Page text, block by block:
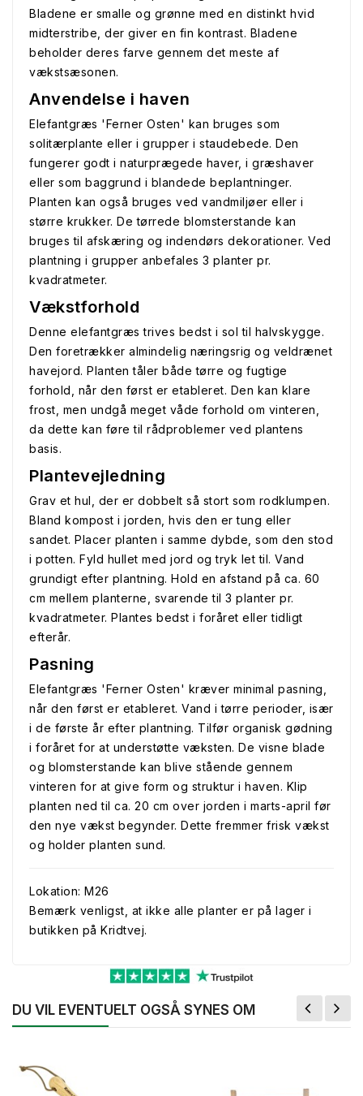
Bladene er smalle og grønne med en distinkt hvid
midterstribe, der giver en fin kontrast. Bladene
beholder deres farve gennem det meste af
vækstsæsonen.
Anvendelse i haven
Elefantgræs 'Ferner Osten' kan bruges som
solitærplante eller i grupper i staudebede. Den
fungerer godt i naturprægede haver, i græshaver
eller som baggrund i blandede beplantninger.
Planten kan også bruges ved vandmiljøer eller i
større krukker. De tørrede blomsterstande kan
bruges til afskæring og indendørs dekorationer. Ved
plantning i grupper anbefales 3 planter pr.
kvadratmeter.
Vækstforhold
Denne elefantgræs trives bedst i sol til halvskygge.
Den foretrækker almindelig næringsrig og veldrænet
havejord. Planten tåler både tørre og fugtige
forhold, når den først er etableret. Den kan klare
frost, men undgå meget våde forhold om vinteren,
da dette kan føre til rådproblemer ved plantens
basis.
Plantevejledning
Grav et hul, der er dobbelt så stort som rodklumpen.
Bland kompost i jorden, hvis den er tung eller
sandet. Placer planten i samme dybde, som den stod
i potten. Fyld hullet med jord og tryk let til. Vand
grundigt efter plantning. Hold en afstand på ca. 60
cm mellem planterne, svarende til 3 planter pr.
kvadratmeter. Plantes bedst i foråret eller tidligt
efterår.
Pasning
Elefantgræs 'Ferner Osten' kræver minimal pasning,
når den først er etableret. Vand i tørre perioder, især
i de første år efter plantning. Tilfør organisk gødning
i foråret for at understøtte væksten. De visne blade
og blomsterstande kan blive stående gennem
vinteren for at give form og struktur i haven. Klip
planten ned til ca. 20 cm over jorden i marts-april før
den nye vækst begynder. Dette fremmer frisk vækst
og holder planten sund.
Lokation: M26
Bemærk venligst, at ikke alle planter er på lager i
butikken på Kridtvej.
DU VIL EVENTUELT OGSÅ SYNES OM